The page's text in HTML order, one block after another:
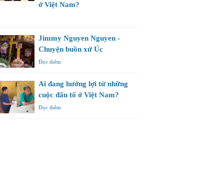
ở Việt Nam?
Jimmy Nguyen Nguyen -
Chuyện buồn xứ Úc
Đọc thêm
Ai đang hưởng lợi từ những
cuộc đấu tố ở Việt Nam?
Đọc thêm